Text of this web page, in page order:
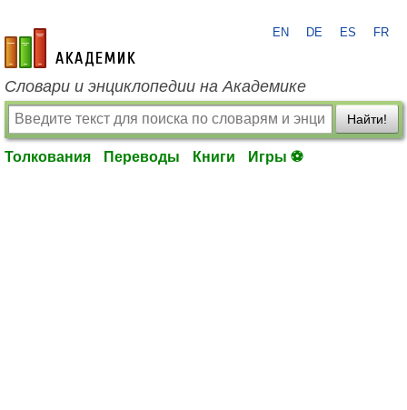
academic.ru
EN DE ES FR
Словари и энциклопедии на Академике
Найти!
Толкования Переводы Книги Игры ⚽